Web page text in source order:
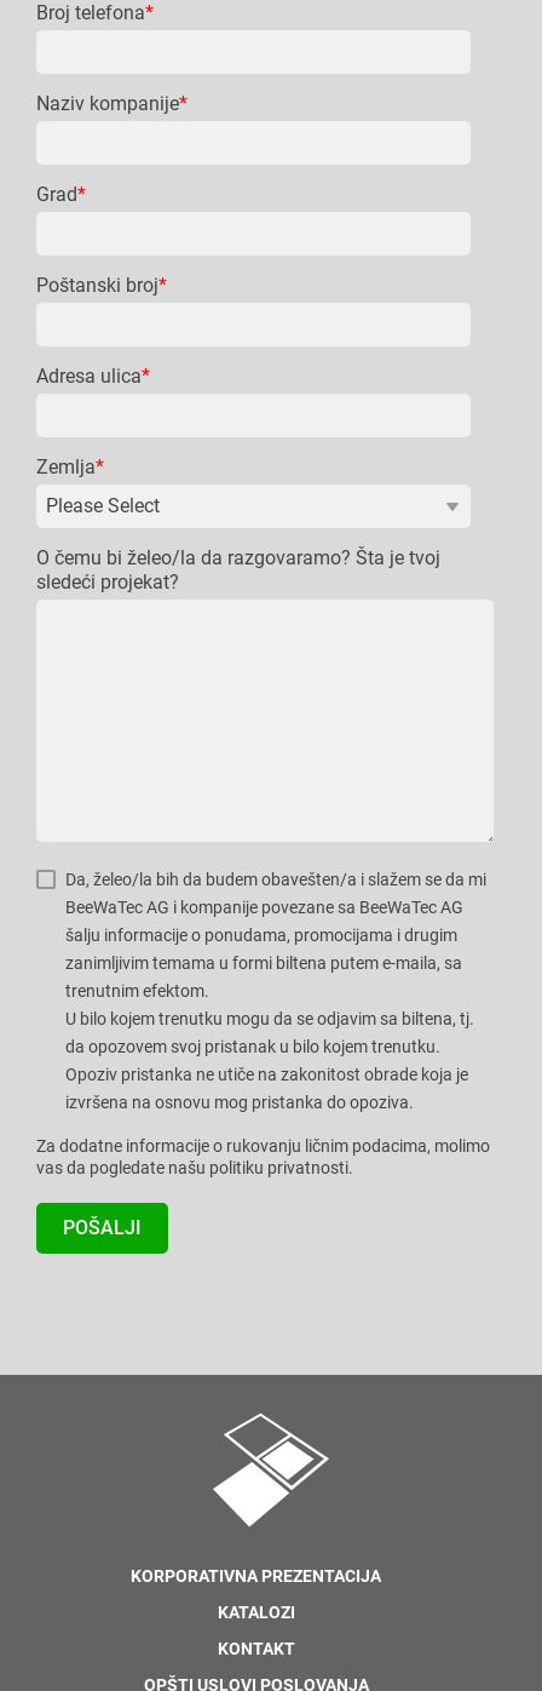
Broj telefona*
Naziv kompanije*
Grad*
Poštanski broj*
Adresa ulica*
Zemlja*
O čemu bi želeo/la da razgovaramo? Šta je tvoj
sledeći projekat?
Da, želeo/la bih da budem obavešten/a i slažem se da mi
BeeWaTec AG i kompanije povezane sa BeeWaTec AG
šalju informacije o ponudama, promocijama i drugim
zanimljivim temama u formi biltena putem e-maila, sa
trenutnim efektom.
U bilo kojem trenutku mogu da se odjavim sa biltena, tj.
da opozovem svoj pristanak u bilo kojem trenutku.
Opoziv pristanka ne utiče na zakonitost obrade koja je
izvršena na osnovu mog pristanka do opoziva.
Za dodatne informacije o rukovanju ličnim podacima, molimo
vas da pogledate našu politiku privatnosti.
KORPORATIVNA PREZENTACIJA
KATALOZI
KONTAKT
OPŠTI USLOVI POSLOVANJA